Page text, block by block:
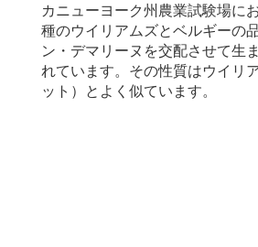
カニューヨーク州農業試験場に
種のウイリアムズとベルギーの
ン・デマリーヌを交配させて生
れています。その性質はウイリ
ット）とよく似ています。